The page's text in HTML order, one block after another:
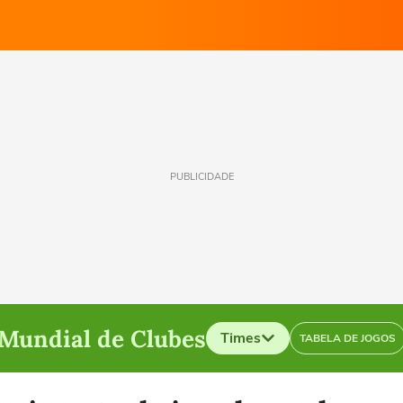
PUBLICIDADE
de Clubes Times TABELA DE JOGOS